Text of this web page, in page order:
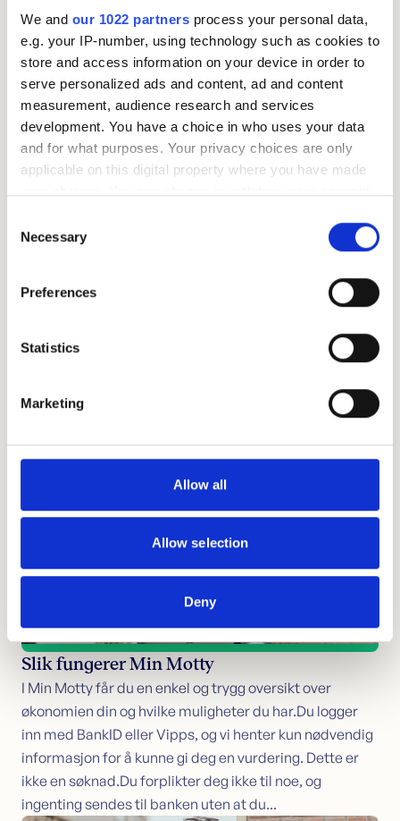
We and our 1022 partners process your personal data,
e.g. your IP-number, using technology such as cookies to
store and access information on your device in order to
serve personalized ads and content, ad and content
measurement, audience research and services
development. You have a choice in who uses your data
and for what purposes. Your privacy choices are only
applicable on this digital property where you have made
the Privacy trigger icon.
Collect information about your geographical location
Identify your device by actively scanning it for
Find out more about how your personal data is processed
and set your preferences in the
We use cookies to personalise content and ads, to
provide social media features and to analyse our traffic.
our social media, advertising and analytics partners who
may combine it with other information that you’ve
provided to them or that they’ve collected from your use
Selection
Necessary
Preferences
Statistics
Marketing
Allow all
Allow selection
Deny
Nyttige artikler
Eier du bolig, kan boligens verdi gi deg mulighet til å
nedbetalingstid enn ved lån uten sikkerhet. I Min Motty
boligverdien din, hvor mye du har igjen på boliglånet og
Slik fungerer Min Motty
I Min Motty får du en enkel og trygg oversikt over
økonomien din og hvilke muligheter du har.Du logger
inn med BankID eller Vipps, og vi henter kun nødvendig
informasjon for å kunne gi deg en vurdering. Dette er
ikke en søknad.Du forplikter deg ikke til noe, og
ingenting sendes til banken uten at du...